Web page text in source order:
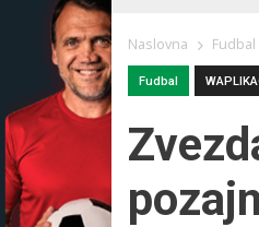
Naslovna Fudbal
Fudbal